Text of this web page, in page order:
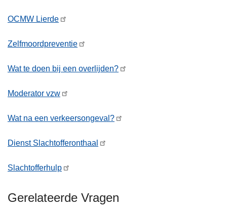
OCMW Lierde
Zelfmoordpreventie
Wat te doen bij een overlijden?
Moderator vzw
Wat na een verkeersongeval?
Dienst Slachtofferonthaal
Slachtofferhulp
Gerelateerde Vragen